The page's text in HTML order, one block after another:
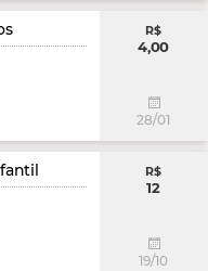
R$
4,00
28/01
R$
12
19/10